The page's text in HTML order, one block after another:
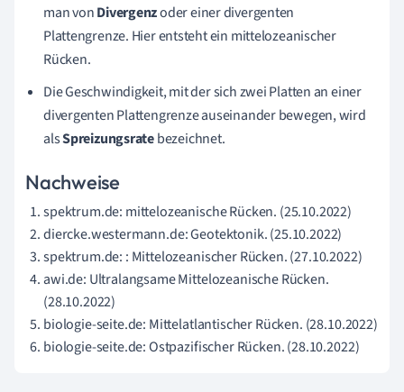
man vonDivergenzoder einer divergenten
Plattengrenze. Hier entsteht ein mittelozeanischer
Rücken.
Die Geschwindigkeit, mit der sich zwei Platten an einer
divergenten Plattengrenze auseinander bewegen, wird
alsSpreizungsratebezeichnet.
Nachweise
spektrum.de: mittelozeanische Rücken. (25.10.2022)
diercke.westermann.de: Geotektonik. (25.10.2022)
spektrum.de: : Mittelozeanischer Rücken. (27.10.2022)
awi.de: Ultralangsame Mittelozeanische Rücken.
(28.10.2022)
biologie-seite.de: Mittelatlantischer Rücken. (28.10.2022)
biologie-seite.de: Ostpazifischer Rücken. (28.10.2022)